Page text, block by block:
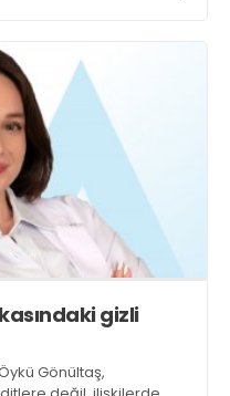
gizli
Gönültaş,